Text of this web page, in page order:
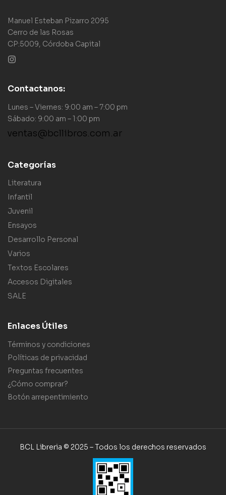
Manuel Esteban Pizarro 2095
Cerro de las Rosas
CP:5009, Córdoba Capital
Contactanos:
Lunes – Viernes: 9:00 am – 7:00 pm
Sábado: 9:00 am – 1:00 pm
ventas@bcllibros.com.ar
Categorías
Literatura
Infantil
Juvenil
Ensayos
Desarrollo Personal
Varios
Textos Escolares
Accesos Digitales
SALE
Enlaces Útiles
Términos y condiciones
Políticas de privacidad
Preguntas frecuentes
¿Cómo comprar?
Botón arrepentimiento
BCL Libreria © 2025 – Todos los derechos reservados